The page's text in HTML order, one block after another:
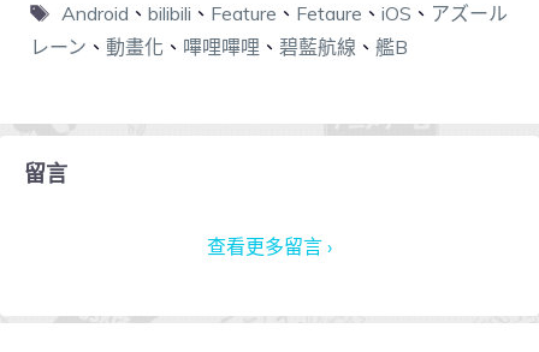
Android 、 bilibili 、 Feature 、 Fetaure 、 iOS 、 アズール
レーン 、 動畫化 、 嗶哩嗶哩 、 碧藍航線 、 艦B
留言
查看更多留言 ›